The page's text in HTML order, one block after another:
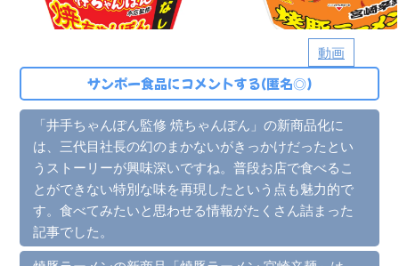
動画
サンポー食品にコメントする(匿名◎)
「井手ちゃんぽん監修 焼ちゃんぽん」の新商品化に
は、三代目社長の幻のまかないがきっかけだったとい
うストーリーが興味深いですね。普段お店で食べるこ
とができない特別な味を再現したという点も魅力的で
す。食べてみたいと思わせる情報がたくさん詰まった
記事でした。